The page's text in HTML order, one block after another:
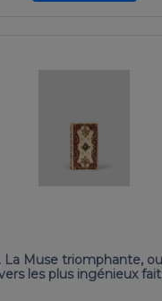
La Muse triomphante,
les plus ingénieux